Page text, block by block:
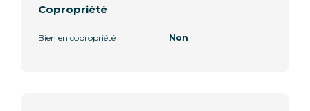
Copropriété
Bien en copropriété Non